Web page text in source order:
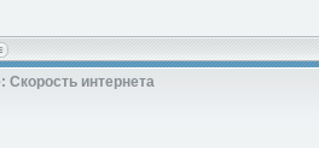
Скорость интернета